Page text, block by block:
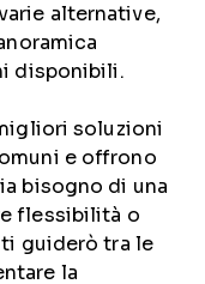
alternative,
disponibili.
soluzioni
e offrono
bisogno di una
flessibilità o
guiderò tra le
la